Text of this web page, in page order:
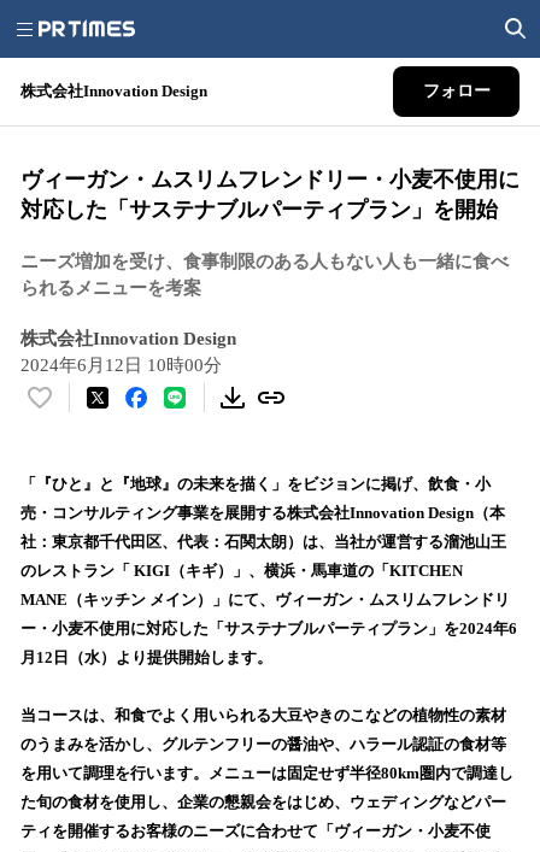
株式会社Innovation Design フォロー
ヴィーガン・ムスリムフレンドリー・小麦不使用に
対応した「サステナブルパーティプラン」を開始
ニーズ増加を受け、食事制限のある人もない人も一緒に食べ
られるメニューを考案
株式会社Innovation Design
2024年6月12日 10時00分
い
！
数
を
読
込
み
中
す
「『ひと』と『地球』の未来を描く」をビジョンに掲げ、飲食・小
売・コンサルティング事業を展開する株式会社Innovation Design（本
社：東京都千代田区、代表：石関太朗）は、当社が運営する溜池山王
のレストラン「 KIGI（キギ）」、横浜・馬車道の「KITCHEN
MANE（キッチン メイン）」にて、ヴィーガン・ムスリムフレンドリ
ー・小麦不使用に対応した「サステナブルパーティプラン」を2024年6
月12日（水）より提供開始します。
当コースは、和食でよく用いられる大豆やきのこなどの植物性の素材
のうまみを活かし、グルテンフリーの醤油や、ハラール認証の食材等
を用いて調理を行います。メニューは固定せず半径80km圏内で調達し
た旬の食材を使用し、企業の懇親会をはじめ、ウェディングなどパー
ティを開催するお客様のニーズに合わせて「ヴィーガン・小麦不使